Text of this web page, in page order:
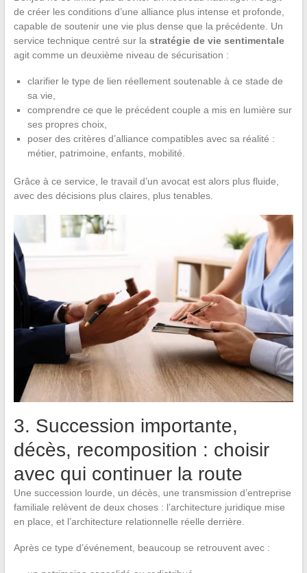
de créer les conditions d’une alliance plus intense et profonde,
capable de soutenir une vie plus dense que la précédente. Un
service technique centré sur la stratégie de vie sentimentale
agit comme un deuxième niveau de sécurisation :
clarifier le type de lien réellement soutenable à ce stade de
sa vie,
comprendre ce que le précédent couple a mis en lumière sur
ses propres choix,
poser des critères d’alliance compatibles avec sa réalité :
métier, patrimoine, enfants, mobilité.
Grâce à ce service, le travail d’un avocat est alors plus fluide,
avec des décisions plus claires, plus tenables.
3. Succession importante,
décès, recomposition : choisir
avec qui continuer la route
Une succession lourde, un décès, une transmission d’entreprise
familiale relèvent de deux choses : l’architecture juridique mise
en place, et l’architecture relationnelle réelle derrière.
Après ce type d’événement, beaucoup se retrouvent avec :